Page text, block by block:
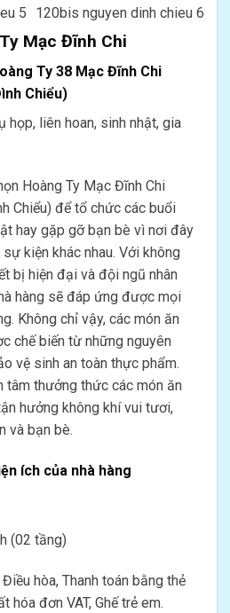
5
120bis nguyen dinh chieu 6
Mạc Đĩnh Chi
Ty 38 Mạc Đĩnh Chi
Chiểu)
họp, liên hoan, sinh nhật, gia
Hoàng Ty Mạc Đĩnh Chi
Chiểu) để tổ chức các buổi
hay gặp gỡ bạn bè vì nơi đây
kiện khác nhau. Với không
bị hiện đại và đội ngũ nhân
hàng sẽ đáp ứng được mọi
Không chỉ vậy, các món ăn
chế biến từ những nguyên
vệ sinh an toàn thực phẩm.
tâm thưởng thức các món ăn
hưởng không khí vui tươi,
và bạn bè.
ích của nhà hàng
(02 tầng)
hòa, Thanh toán bằng thẻ
hóa đơn VAT, Ghế trẻ em.